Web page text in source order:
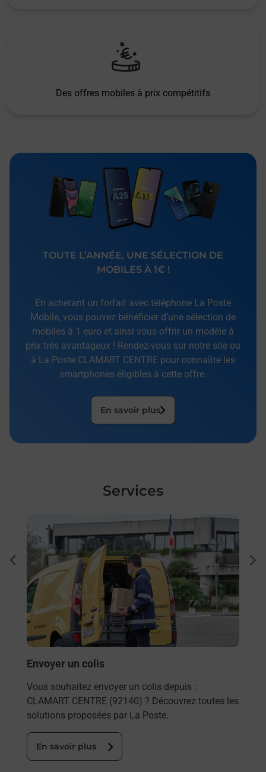
Des offres mobiles à prix compétitifs
TOUTE L’ANNÉE, UNE SÉLECTION DE
MOBILES À 1€ !
En achetant un forfait avec téléphone La Poste
Mobile, vous pouvez bénéficier d’une sélection de
mobiles à 1 euro et ainsi vous offrir un modèle à
prix très avantageux ! Rendez-vous sur notre site ou
à La Poste CLAMART CENTRE pour connaître les
smartphones éligibles à cette offre.
En savoir plus
Services
En savoir plus
Envoyer un colis
Vous souhaitez envoyer un colis depuis :
CLAMART CENTRE (92140) ? Découvrez toutes les
solutions proposées par La Poste.
En savoir plus